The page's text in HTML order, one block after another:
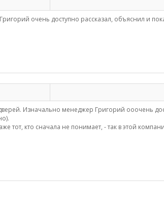
очень доступно рассказал, объяснил и
Изначально менеджер Григорий ооочень
кто сначала не понимает, - так в этой